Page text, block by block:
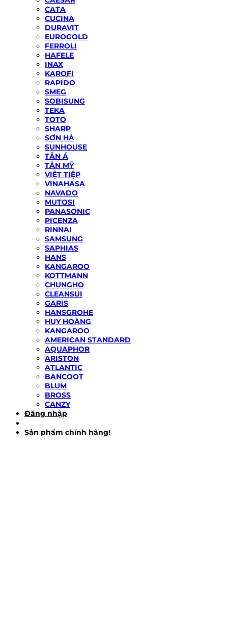
CATA
CUCINA
DURAVIT
EUROGOLD
FERROLI
HAFELE
INAX
KAROFI
RAPIDO
SMEG
SOBISUNG
TEKA
TOTO
SHARP
SƠN HÀ
SUNHOUSE
TÂN Á
TÂN MỸ
VIỆT TIỆP
VINAHASA
NAVADO
MUTOSI
PANASONIC
PICENZA
RINNAI
SAMSUNG
SAPHIAS
HANS
KANGAROO
KOTTMANN
CHUNGHO
CLEANSUI
GARIS
HANSGROHE
HUY HOÀNG
KANGAROO
AMERICAN STANDARD
AQUAPHOR
ARISTON
ATLANTIC
BANCOOT
BLUM
BROSS
CANZY
Đăng nhập
Sản phẩm chính hãng!